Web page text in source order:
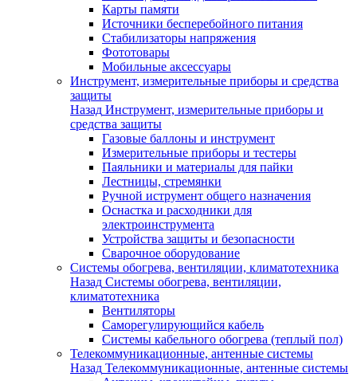
Карты памяти
Источники бесперебойного питания
Стабилизаторы напряжения
Фототовары
Мобильные аксессуары
Инструмент, измерительные приборы и средства
защиты
Назад Инструмент, измерительные приборы и
средства защиты
Газовые баллоны и инструмент
Измерительные приборы и тестеры
Паяльники и материалы для пайки
Лестницы, стремянки
Ручной иструмент общего назначения
Оснастка и расходники для
электроинструмента
Устройства защиты и безопасности
Сварочное оборудование
Системы обогрева, вентиляции, климатотехника
Назад Системы обогрева, вентиляции,
климатотехника
Вентиляторы
Саморегулирующийся кабель
Системы кабельного обогрева (теплый пол)
Телекоммуникационные, антенные системы
Назад Телекоммуникационные, антенные системы